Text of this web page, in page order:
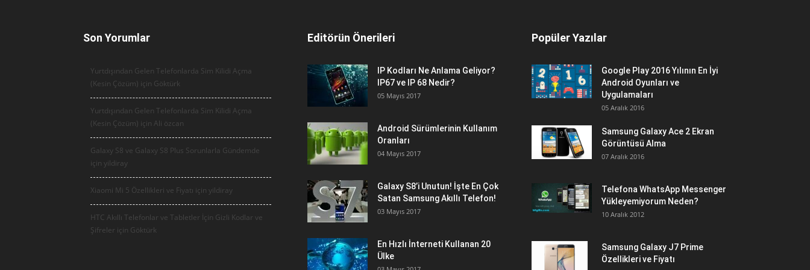
Son Yorumlar
Yurtdışından Gelen Telefonlarda Sim Kilidi Açma
(Kesin Çözüm) için Göktürk
Yurtdışından Gelen Telefonlarda Sim Kilidi Açma
(Kesin Çözüm) için Ali özcan
Galaxy S8 ve Galaxy S8 Plus Sorunlarla Gündemde
için yildiray
Xiaomi Mi 5 Özellikleri ve Fiyatı için yildiray
HTC Akıllı Telefonlar ve Tabletler İçin Gizli Kodlar ve
Şifreler için Göktürk
Editörün Önerileri
IP Kodları Ne Anlama Geliyor?
IP67 ve IP 68 Nedir?
05 Mayıs 2017
Android Sürümlerinin Kullanım
Oranları
04 Mayıs 2017
Galaxy S8’i Unutun! İşte En Çok
Satan Samsung Akıllı Telefon!
03 Mayıs 2017
En Hızlı İnterneti Kullanan 20
Ülke
Popüler Yazılar
Google Play 2016 Yılının En İyi
Android Oyunları ve
Uygulamaları
05 Aralık 2016
Samsung Galaxy Ace 2 Ekran
Görüntüsü Alma
07 Aralık 2016
Telefona WhatsApp Messenger
Yükleyemiyorum Neden?
10 Aralık 2012
Samsung Galaxy J7 Prime
Özellikleri ve Fiyatı